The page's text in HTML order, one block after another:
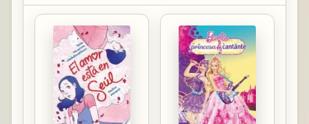
vigilancia para vehiculos aereos no
tripulados en zonas de guerra.
Johansson denomina esta
proliferacion de ideas nuevas el
efecto Medici, haciendo referencia al
notable estallido de creatividad que
favorecio la familia bancaria de los
Medici en la Italia del Renacimiento.
En este ...